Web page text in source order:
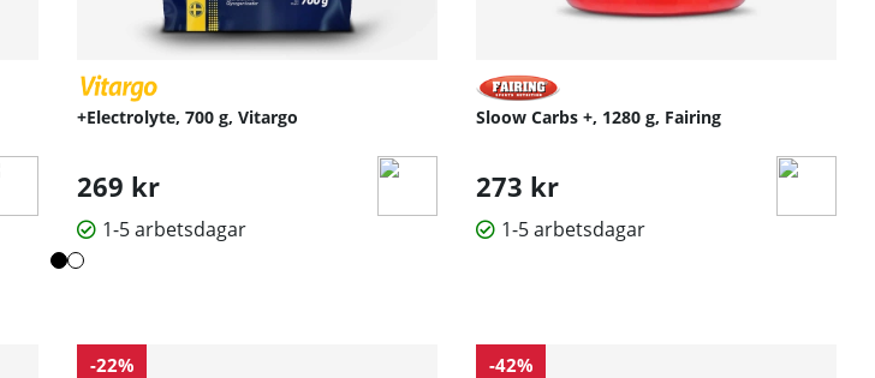
+Electrolyte, 700 g, Vitargo
269 kr
1-5 arbetsdagar
Sloow Carbs +, 1280 g, Fairing
273 kr
1-5 arbetsdagar
-22% -42%